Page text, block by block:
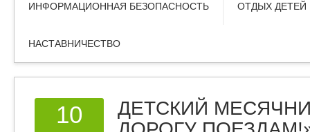
ИНФОРМАЦИОННАЯ БЕЗОПАСНОСТЬ ОТДЫХ ДЕТЕЙ
НАСТАВНИЧЕСТВО
10
ДЕТСКИЙ